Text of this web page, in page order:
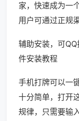
家，快速成为一
用户可通过正规
辅助安装，可
件安装教程
手机打牌可以一
十分简单，打开
规律，只需要输